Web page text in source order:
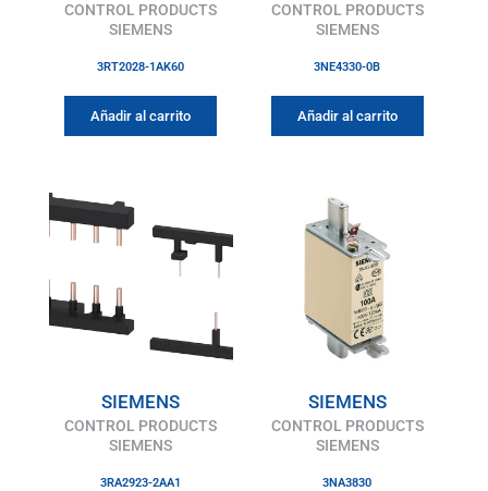
CONTROL PRODUCTS
SIEMENS
3RT2028-1AK60
Añadir al carrito
CONTROL PRODUCTS
SIEMENS
3NE4330-0B
Añadir al carrito
SIEMENS
CONTROL PRODUCTS
SIEMENS
3RA2923-2AA1
SIEMENS
CONTROL PRODUCTS
SIEMENS
3NA3830